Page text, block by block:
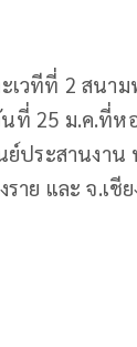
เวทีที่ 2 สนา
นที่ 25 ม.ค.ที่
ย์ประสานงา
าย และ จ.เชี